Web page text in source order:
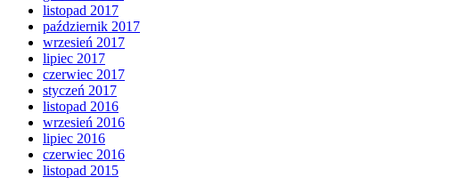
listopad 2017
październik 2017
wrzesień 2017
lipiec 2017
czerwiec 2017
styczeń 2017
listopad 2016
wrzesień 2016
lipiec 2016
czerwiec 2016
listopad 2015